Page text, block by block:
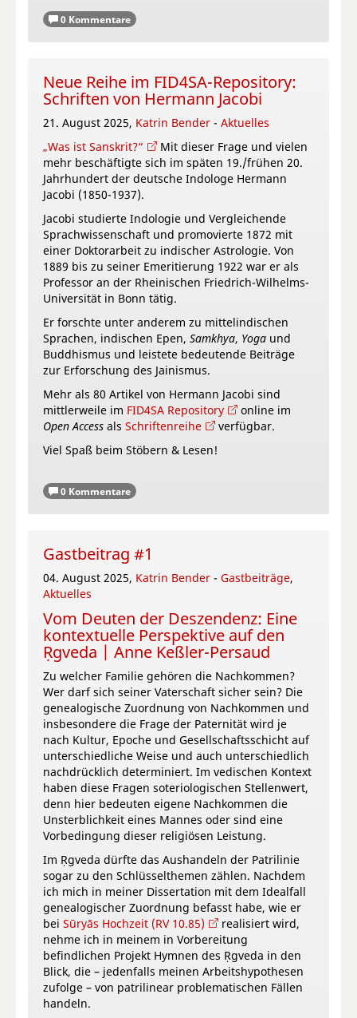
0 Kommentare
Neue Reihe im FID4SA-Repository:
Schriften von Hermann Jacobi
21. August 2025, Katrin Bender - Aktuelles
„Was ist Sanskrit?“
Mit dieser Frage und vielen
mehr beschäftigte sich im späten 19./frühen 20.
Jahrhundert der deutsche Indologe Hermann
Jacobi (1850-1937).
Jacobi studierte Indologie und Vergleichende
Sprachwissenschaft und promovierte 1872 mit
einer Doktorarbeit zu indischer Astrologie. Von
1889 bis zu seiner Emeritierung 1922 war er als
Professor an der Rheinischen Friedrich-Wilhelms-
Universität in Bonn tätig.
Er forschte unter anderem zu mittelindischen
Sprachen, indischen Epen, Samkhya, Yoga und
Buddhismus und leistete bedeutende Beiträge
zur Erforschung des Jainismus.
Mehr als 80 Artikel von Hermann Jacobi sind
mittlerweile im FID4SA Repository
online im
Open Access als Schriftenreihe
verfügbar.
Viel Spaß beim Stöbern & Lesen!
0 Kommentare
Gastbeitrag #1
04. August 2025, Katrin Bender - Gastbeiträge,
Aktuelles
Vom Deuten der Deszendenz: Eine
kontextuelle Perspektive auf den
Ṛgveda | Anne Keßler-Persaud
Zu welcher Familie gehören die Nachkommen?
Wer darf sich seiner Vaterschaft sicher sein? Die
genealogische Zuordnung von Nachkommen und
insbesondere die Frage der Paternität wird je
nach Kultur, Epoche und Gesellschaftsschicht auf
unterschiedliche Weise und auch unterschiedlich
nachdrücklich determiniert. Im vedischen Kontext
haben diese Fragen soteriologischen Stellenwert,
denn hier bedeuten eigene Nachkommen die
Unsterblichkeit eines Mannes oder sind eine
Vorbedingung dieser religiösen Leistung.
Im Ṛgveda dürfte das Aushandeln der Patrilinie
sogar zu den Schlüsselthemen zählen. Nachdem
ich mich in meiner Dissertation mit dem Idealfall
genealogischer Zuordnung befasst habe, wie er
bei Sūryās Hochzeit (RV 10.85)
realisiert wird,
nehme ich in meinem in Vorbereitung
befindlichen Projekt Hymnen des Ṛgveda in den
Blick, die – jedenfalls meinen Arbeitshypothesen
zufolge – von patrilinear problematischen Fällen
handeln.